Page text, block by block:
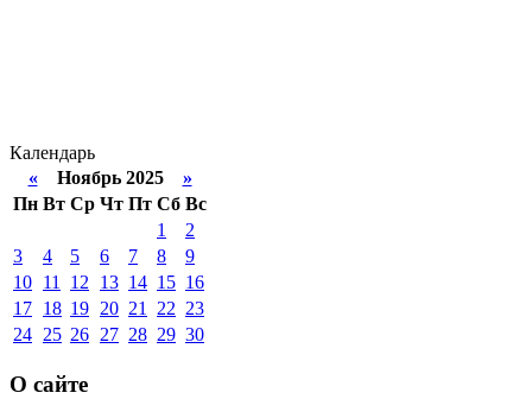
Календарь
«Ноябрь 2025 »
Пн Вт Ср Чт Пт Сб Вс
1
2
3
4 5 6 7 8
9
10 11 12 13 14 15 16
17 18 19 20 21 22 23
24 25 26 27 28 29 30
О сайте